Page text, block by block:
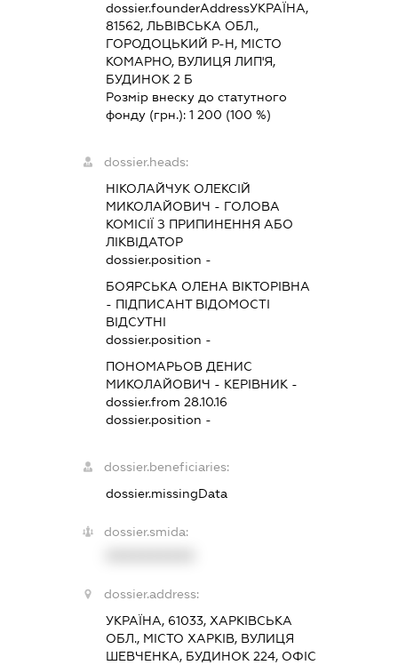
dossier.founderAddressУКРАЇНА,
81562, ЛЬВІВСЬКА ОБЛ.,
ГОРОДОЦЬКИЙ Р-Н, МІСТО
КОМАРНО, ВУЛИЦЯ ЛИП'Я,
БУДИНОК 2 Б
Розмір внеску до статутного
фонду (грн.): 1 200 (100 %)
dossier.heads:
НІКОЛАЙЧУК ОЛЕКСІЙ
МИКОЛАЙОВИЧ - ГОЛОВА
КОМІСІЇ З ПРИПИНЕННЯ АБО
ЛІКВІДАТОР
dossier.position -
БОЯРСЬКА ОЛЕНА ВІКТОРІВНА
- ПІДПИСАНТВІДОМОСТІ
ВІДСУТНІ
dossier.position -
ПОНОМАРЬОВ ДЕНИС
МИКОЛАЙОВИЧ - КЕРІВНИК-
dossier.from 28.10.16
dossier.position -
dossier.beneficiaries:
dossier.missingData
dossier.smida:
dossier.address:
УКРАЇНА, 61033, ХАРКІВСЬКА
ОБЛ., МІСТО ХАРКІВ, ВУЛИЦЯ
ШЕВЧЕНКА, БУДИНОК 224, ОФІС